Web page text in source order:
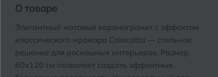
О товаре
Элегантный матовый керамогранит с эффектом
классического мрамора Calacatta — стильное
решение для роскошных интерьеров. Размер
60x120 см позволяет создать эффектные,
Ижевск
Кемерово
Тула
Тюмень